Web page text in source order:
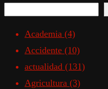
Academia (4)
Accidente (10)
actualidad (131)
Agricultura (3)